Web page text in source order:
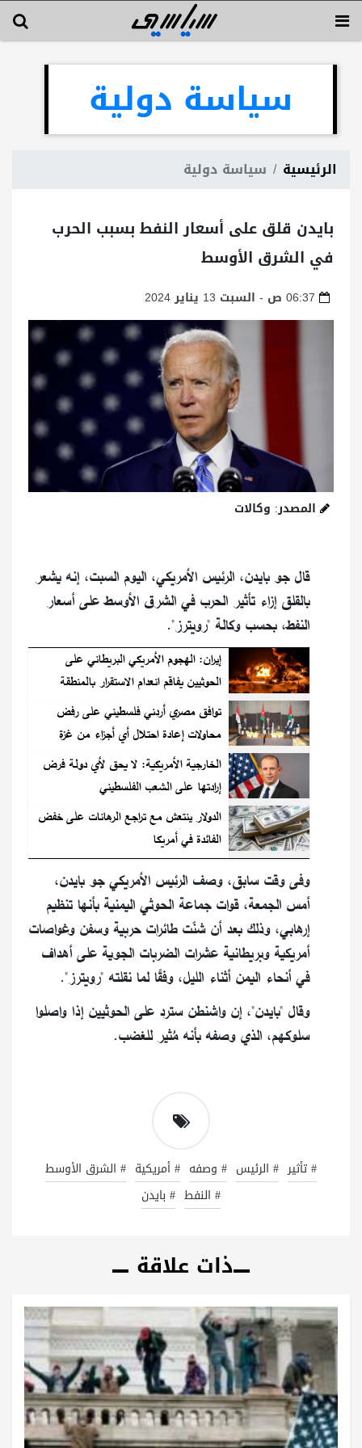
سياسة دولية
الرئيسية سياسة دولية
بايدن قلق على أسعار النفط بسبب الحرب
في الشرق الأوسط
المصدر: وكالات
قال جو بايدن، الرئيس الأمريكي، اليوم السبت، إنه يشعر
بالقلق إزاء تأثير الحرب في الشرق الأوسط على أسعار
النفط، بحسب وكالة "رويترز".
إيران: الهجوم الأمريكي البريطاني على
الحوثيين يفاقم انعدام الاستقرار بالمنطقة
توافق مصري أردني فلسطيني على رفض
محاولات إعادة احتلال أي أجزاء من غزة
الخارجية الأمريكية: لا يحق لأي دولة فرض
إرادتها على الشعب الفلسطيني
الدولار ينتعش مع تراجع الرهانات على خفض
الفائدة في أمريكا
وفى وقت سابق، وصف الرئيس الأمريكي جو بايدن،
أمس الجمعة، قوات جماعة الحوثي اليمنية بأنها تنظيم
إرهابي، وذلك بعد أن شنّت طائرات حربية وسفن وغواصات
أمريكية وبريطانية عشرات الضربات الجوية على أهداف
في أنحاء اليمن أثناء الليل، وفقًا لما نقلته "رويترز".
وقال "بايدن"، إن واشنطن سترد على الحوثيين إذا واصلوا
سلوكهم، الذي وصفه بأنه مُثير للغضب.
# تأثير # الرئيس # وصفه # أمريكية # الشرق الأوسط
# النفط # بايدن
ذات علاقة